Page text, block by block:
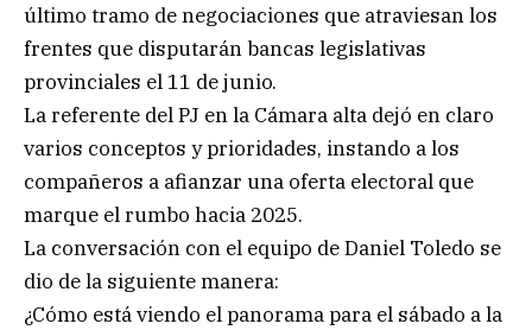
último tramo de negociaciones que atraviesan los
frentes que disputarán bancas legislativas
provinciales el 11 de junio.
La referente del PJ en la Cámara alta dejó en claro
varios conceptos y prioridades, instando a los
compañeros a afianzar una oferta electoral que
marque el rumbo hacia 2025.
La conversación con el equipo de Daniel Toledo se
dio de la siguiente manera:
¿Cómo está viendo el panorama para el sábado a la